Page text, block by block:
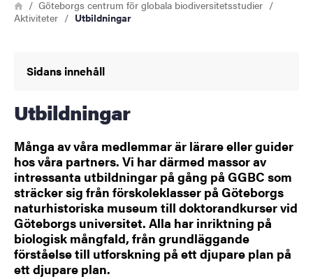
Länkstig
HemGöteborgs centrum för globala biodiversitetsstudier
Aktiviteter
Utbildningar
Sidans innehåll
Utbildningar
Många av våra medlemmar är lärare eller guider
hos våra partners. Vi har därmed massor av
intressanta utbildningar på gång på GGBC som
sträcker sig från förskoleklasser på Göteborgs
naturhistoriska museum till doktorandkurser vid
Göteborgs universitet. Alla har inriktning på
biologisk mångfald, från grundläggande
förståelse till utforskning på ett djupare plan på
ett djupare plan.